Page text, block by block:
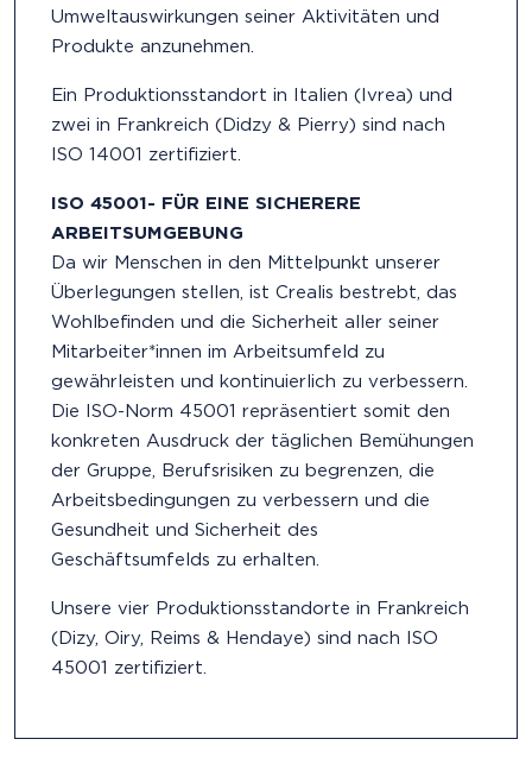
Umweltauswirkungen seiner Aktivitäten und
Produkte anzunehmen.
Ein Produktionsstandort in Italien (Ivrea) und
zwei in Frankreich (Didzy & Pierry) sind nach
ISO 14001 zertifiziert.
ISO 45001- FÜR EINE SICHERERE
ARBEITSUMGEBUNG
Da wir Menschen in den Mittelpunkt unserer
Überlegungen stellen, ist Crealis bestrebt, das
Wohlbefinden und die Sicherheit aller seiner
Mitarbeiter*innen im Arbeitsumfeld zu
gewährleisten und kontinuierlich zu verbessern.
Die ISO-Norm 45001 repräsentiert somit den
konkreten Ausdruck der täglichen Bemühungen
der Gruppe, Berufsrisiken zu begrenzen, die
Arbeitsbedingungen zu verbessern und die
Gesundheit und Sicherheit des
Geschäftsumfelds zu erhalten.
Unsere vier Produktionsstandorte in Frankreich
(Dizy, Oiry, Reims & Hendaye) sind nach ISO
45001 zertifiziert.